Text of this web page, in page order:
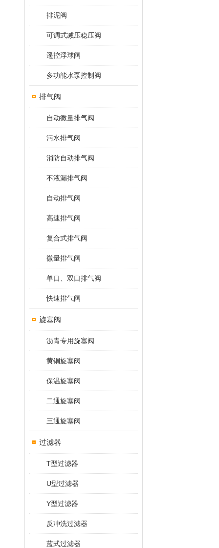
排泥阀
可调式减压稳压阀
遥控浮球阀
多功能水泵控制阀
排气阀
自动微量排气阀
污水排气阀
消防自动排气阀
不液漏排气阀
自动排气阀
高速排气阀
复合式排气阀
微量排气阀
单口、双口排气阀
快速排气阀
旋塞阀
沥青专用旋塞阀
黄铜旋塞阀
保温旋塞阀
二通旋塞阀
三通旋塞阀
过滤器
T型过滤器
U型过滤器
Y型过滤器
反冲洗过滤器
蓝式过滤器